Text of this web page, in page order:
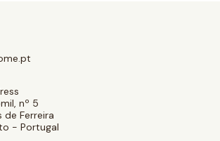
nº 5
Ferreira
- Portugal